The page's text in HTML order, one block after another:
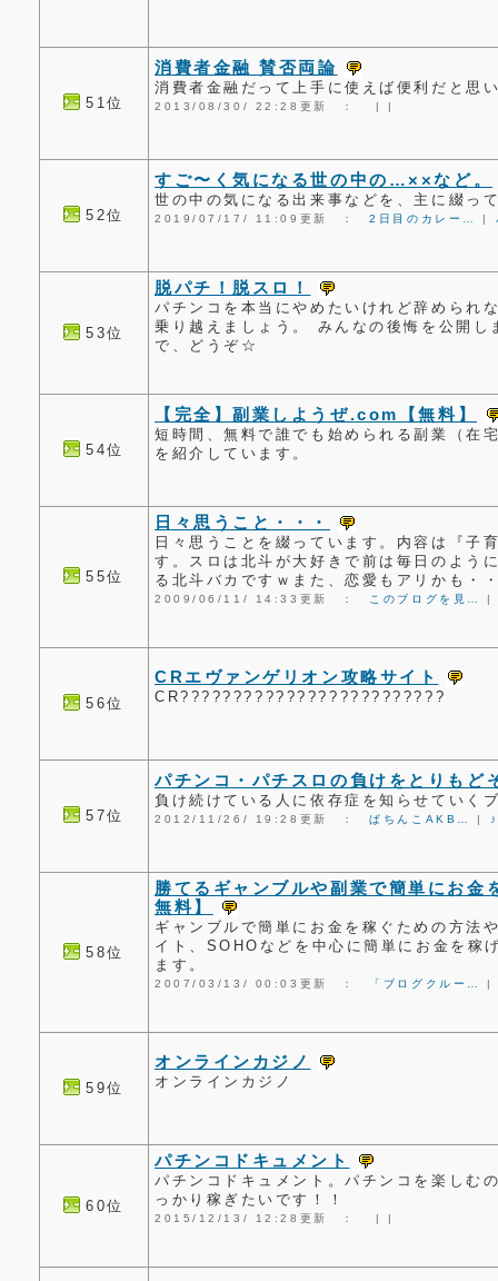
51位
消費者金融 賛否両論
消費者金融だって上手に使えば便利だと思
2013/08/30/ 22:28更新 ： | |
52位
すご〜く気になる世の中の…××など。
世の中の気になる出来事などを、主に綴っ
2019/07/17/ 11:09更新 ：2日目のカレー… |
53位
脱パチ！脱スロ！
パチンコを本当にやめたいけれど辞められ
乗り越えましょう。 みんなの後悔を公開
で、どうぞ☆
54位
【完全】副業しようぜ.com【無料】
短時間、無料で誰でも始められる副業（在
を紹介しています。
55位
日々思うこと・・・
日々思うことを綴っています。内容は『子
す。スロは北斗が大好きで前は毎日のよう
る北斗バカですｗまた、恋愛もアリかも・
2009/06/11/ 14:33更新 ： このブログを見…
56位
CRエヴァンゲリオン攻略サイト
CR?????????????????????????
57位
パチンコ・パチスロの負けをとりもど
負け続けている人に依存症を知らせていく
2012/11/26/ 19:28更新 ：ぱちんこAKB… |
58位
勝てるギャンブルや副業で簡単にお金
無料】
ギャンブルで簡単にお金を稼ぐための方法
イト、SOHOなどを中心に簡単にお金を稼
ます。
2007/03/13/ 00:03更新 ： 「ブログクルー…
59位
オンラインカジノ
オンラインカジノ
60位
パチンコドキュメント
パチンコドキュメント。パチンコを楽しむ
っかり稼ぎたいです！！
2015/12/13/ 12:28更新 ： | |